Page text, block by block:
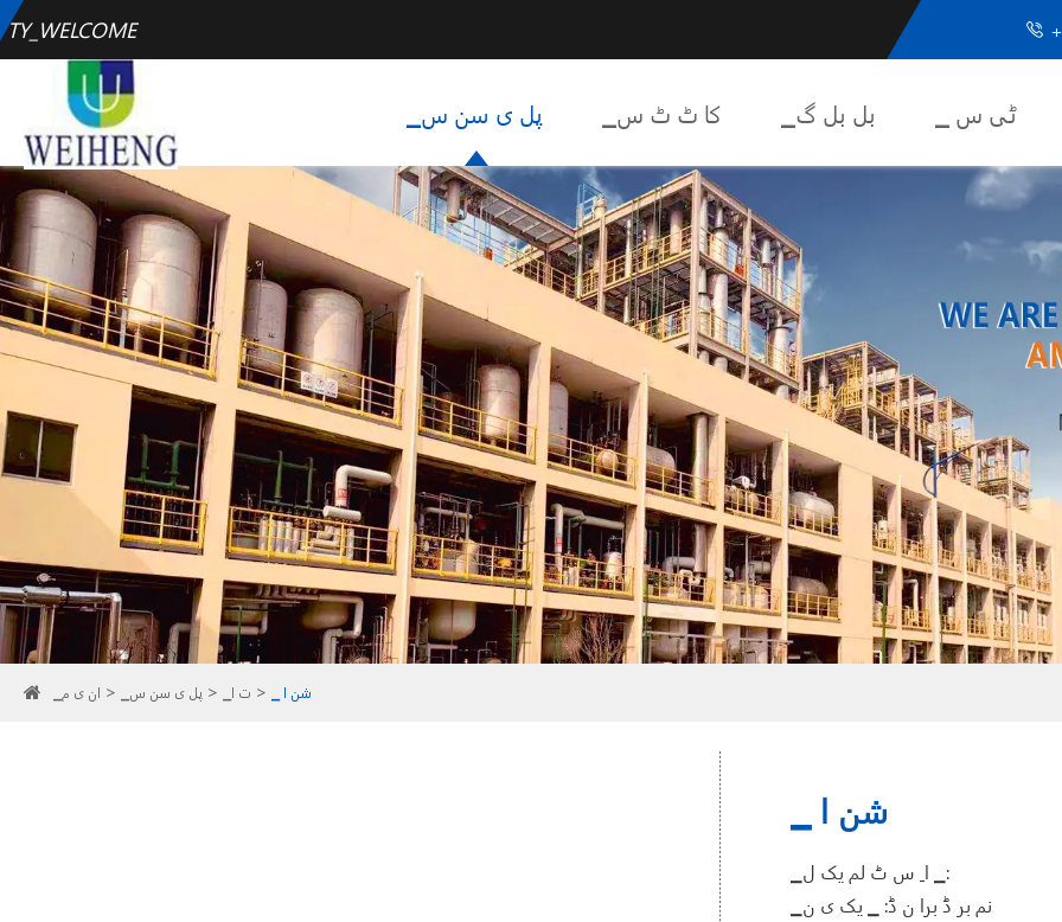
TY_WELCOME 
▁پل ی سن س ▁کا ٹ ٹ س ▁بل بل گ ▁ ٹی س
▁ان ی م ▁پل ی سن س ▁ت ا ▁ شن ا
▁ شن ا
▁ا ِ س ٹ لم یک ل ▁:
▁نم بر ڈ برا ن ڈ: ▁ یک ی ن